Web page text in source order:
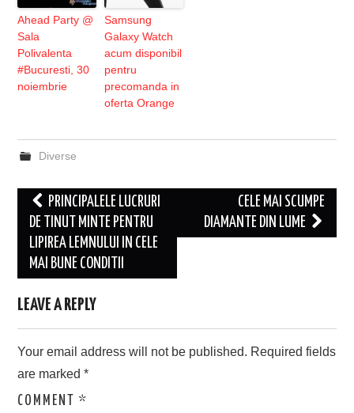
Ahead Party @
Sala
Polivalenta
#Bucuresti, 30
noiembrie
Samsung
Galaxy Watch
acum disponibil
pentru
precomanda in
oferta Orange
Diverse
Post
navigation
PRINCIPALELE LUCRURI
DE TINUT MINTE PENTRU
LIPIREA LEMNULUI IN CELE
MAI BUNE CONDITII
CELE MAI SCUMPE
DIAMANTE DIN LUME
LEAVE A REPLY
Your email address will not be published. Required fields
are marked*
COMMENT*